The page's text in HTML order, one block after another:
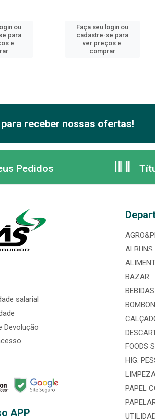
ou
para
e
Faça seu login ou
cadastre-se para
ver preços e
comprar
receber nossas ofertas!
Pedidos
salarial
Devolução
APP
ALBUNS
BAZAR
BEBIDAS
FOODS
HIG.
LIMPEZA
PAPEL